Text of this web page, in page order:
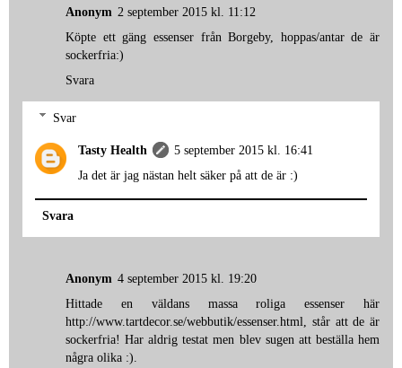
Anonym 2 september 2015 kl. 11:12
Köpte ett gäng essenser från Borgeby, hoppas/antar de är
sockerfria:)
Svara
Svar
Tasty Health
5 september 2015 kl. 16:41
Ja det är jag nästan helt säker på att de är :)
Svara
Anonym 4 september 2015 kl. 19:20
Hittade en väldans massa roliga essenser här
http://www.tartdecor.se/webbutik/essenser.html, står att de är
sockerfria! Har aldrig testat men blev sugen att beställa hem
några olika :).